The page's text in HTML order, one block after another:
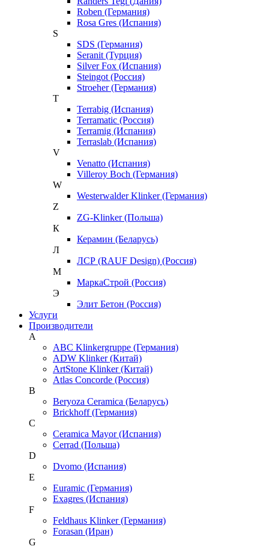
Roben (Германия)
Rosa Gres (Испания)
S
SDS (Германия)
Seranit (Турция)
Silver Fox (Испания)
Steingot (Россия)
Stroeher (Германия)
T
Terrabig (Испания)
Terramatic (Россия)
Terramig (Испания)
Terraslab (Испания)
V
Venatto (Испания)
Villeroy Boch (Германия)
W
Westerwalder Klinker (Германия)
Z
ZG-Klinker (Польша)
К
Керамин (Беларусь)
Л
ЛСР (RAUF Design) (Россия)
М
МаркаСтрой (Россия)
Э
Элит Бетон (Россия)
Услуги
Производители
A
ABC Klinkergruppe (Германия)
ADW Klinker (Китай)
ArtStone Klinker (Китай)
Atlas Concorde (Россия)
B
Beryoza Ceramica (Беларусь)
Brickhoff (Германия)
C
Ceramica Mayor (Испания)
Cerrad (Польша)
D
Dvomo (Испания)
E
Euramic (Германия)
Exagres (Испания)
F
Feldhaus Klinker (Германия)
Forasan (Иран)
G